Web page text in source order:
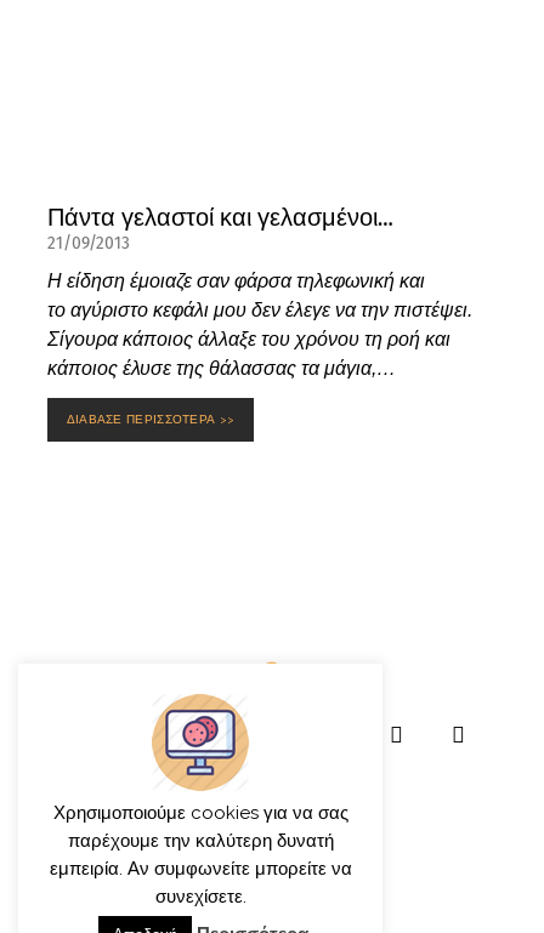
Πάντα γελαστοί και γελασμένοι…
21/09/2013
Η είδηση έμοιαζε σαν φάρσα τηλεφωνική και
το αγύριστο κεφάλι μου δεν έλεγε να την πιστέψει.
Σίγουρα κάποιος άλλαξε του χρόνου τη ροή και
κάποιος έλυσε της θάλασσας τα μάγια,…
ΔΙΑΒΑΣΕ ΠΕΡΙΣΣΟΤΕΡΑ >>
© γιώργος ιατρίδης 2013-2026
Χρησιμοποιούμε cookies για να σας
παρέχουμε την καλύτερη δυνατή
εμπειρία. Αν συμφωνείτε μπορείτε να
συνεχίσετε.